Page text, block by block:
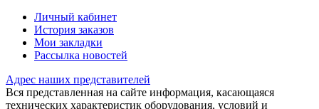
Личный кабинет
История заказов
Мои закладки
Рассылка новостей
Адрес наших представителей
Вся представленная на сайте информация, касающаяся
технических характеристик оборудования, условий и